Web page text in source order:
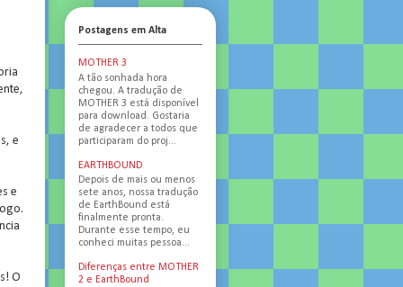
e
e
O
Postagens em Alta
MOTHER 3
A tão sonhada hora
chegou. A tradução de
MOTHER 3 está disponível
para download. Gostaria
de agradecer a todos que
participaram do proj...
EARTHBOUND
Depois de mais ou menos
sete anos, nossa tradução
de EarthBound está
finalmente pronta.
Durante esse tempo, eu
conheci muitas pessoa...
Diferenças entre MOTHER
2 e EarthBound